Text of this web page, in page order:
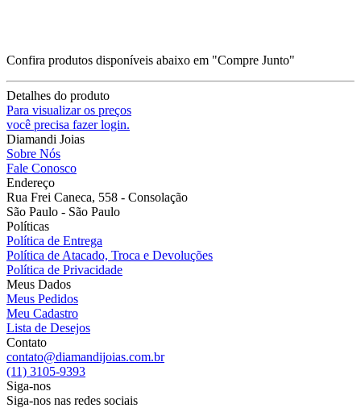
Confira produtos disponíveis abaixo em "Compre Junto"
Detalhes do produto
Para visualizar os preços
você precisa fazer login.
Diamandi Joias
Sobre Nós
Fale Conosco
Endereço
Rua Frei Caneca, 558 - Consolação
São Paulo - São Paulo
Políticas
Política de Entrega
Política de Atacado, Troca e Devoluções
Política de Privacidade
Meus Dados
Meus Pedidos
Meu Cadastro
Lista de Desejos
Contato
contato@diamandijoias.com.br
(11) 3105-9393
Siga-nos
Siga-nos nas redes sociais